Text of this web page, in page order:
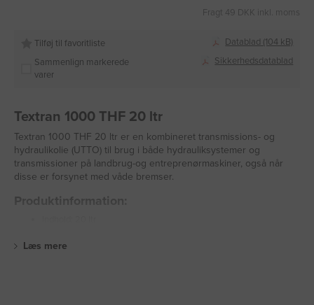
Fragt 49 DKK inkl. moms
Tilføj til favoritliste
Sammenlign markerede
varer
Datablad (104 kB)
Sikkerhedsdatablad
Textran 1000 THF 20 ltr
Textran 1000 THF 20 ltr er en kombineret transmissions- og
hydraulikolie (UTTO) til brug i både hydrauliksystemer og
transmissioner på landbrug-og entreprenørmaskiner, også når
disse er forsynet med våde bremser.
Produktinformation:
Læs mere